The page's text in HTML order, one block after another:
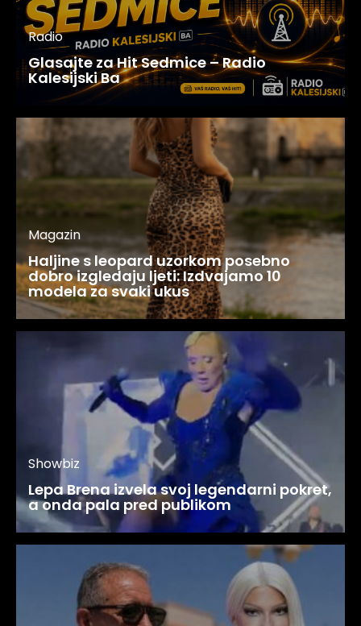
Radio
Glasajte za Hit Sedmice – Radio
Kalesijski Ba
Magazin
Haljine s leopard uzorkom posebno
dobro izgledaju ljeti: Izdvajamo 10
modela za svaki ukus
Showbiz
Lepa Brena izvela svoj legendarni pokret,
a onda pala pred publikom